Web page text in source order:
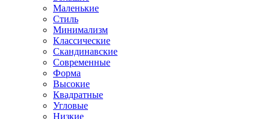
Маленькие
Стиль
Минимализм
Классические
Скандинавские
Современные
Форма
Высокие
Квадратные
Угловые
Низкие